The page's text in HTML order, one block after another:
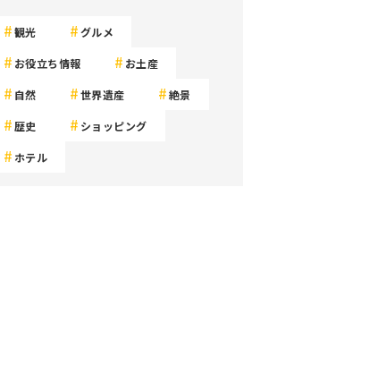
観光 グルメ
お役立ち情報 お土産
自然 世界遺産 絶景
歴史 ショッピング
ホテル